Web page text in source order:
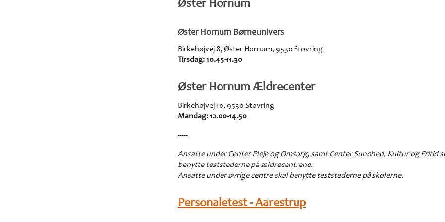
Øster Hornum
Øster Hornum Børneunivers
Birkehøjvej 8, Øster Hornum, 9530 Støvring
Tirsdag: 10.45-11.30
Øster Hornum Ældrecenter
Birkehøjvej 10, 9530 Støvring
Mandag: 12.00-14.50
-----
Ansatte under Center Pleje og Omsorg, samt Center Sundhed, Kultur og Fritid
benytte teststederne på ældrecentrene.
Ansatte under øvrige centre skal benytte teststederne på skolerne.
Personaletest - Aarestrup